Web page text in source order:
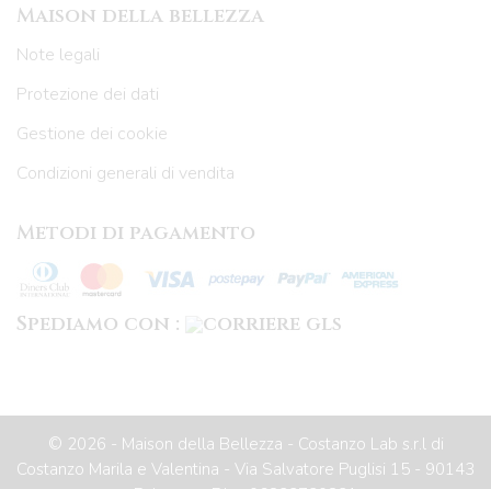
Maison della bellezza
Note legali
Protezione dei dati
Gestione dei cookie
Condizioni generali di vendita
Metodi di pagamento
Spediamo con :
© 2026 - Maison della Bellezza - Costanzo Lab s.r.l di
Costanzo Marila e Valentina - Via Salvatore Puglisi 15 - 90143